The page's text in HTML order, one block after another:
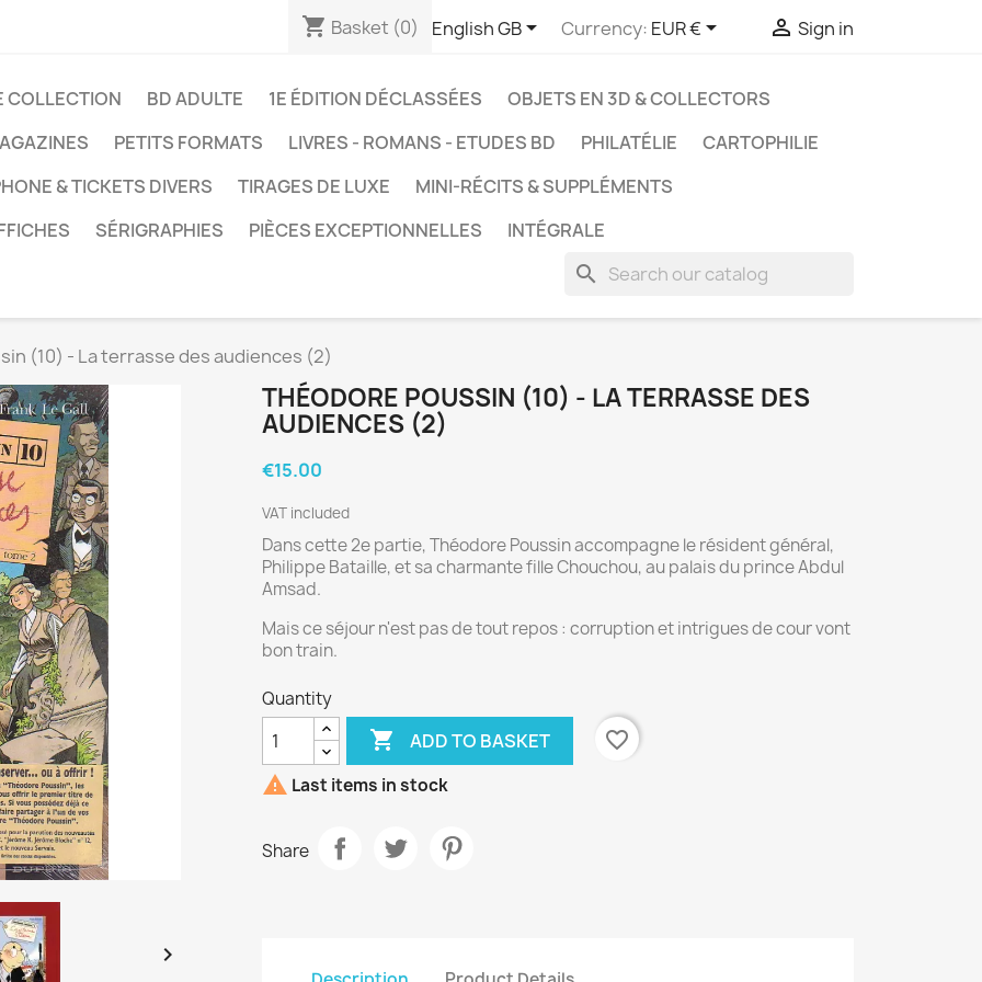
shopping_cart Basket (0) English GB Currency: EUR €  Sign in
COLLECTION BD ADULTE 1E ÉDITION DÉCLASSÉES
OBJETS EN 3D & COLLECTORS
PETITS FORMATS LIVRES - ROMANS - ETUDES BD PHILATÉLIE
CARTOPHILIE
& TICKETS DIVERS
TIRAGES DE LUXE
MINI-RÉCITS & SUPPLÉMENTS
SÉRIGRAPHIES PIÈCES EXCEPTIONNELLES INTÉGRALE
search
(10) - La terrasse des audiences (2)

THÉODORE POUSSIN (10) - LA TERRASSE DES
AUDIENCES (2)
€15.00
VAT included
Dans cette 2e partie, Théodore Poussin accompagne le résident général,
Philippe Bataille, et sa charmante fille Chouchou, au palais du prince Abdul
Amsad.
Mais ce séjour n'est pas de tout repos : corruption et intrigues de cour vont
bon train.
Quantity
 ADD TO BASKET
favorite_border
 Last items in stock
Share